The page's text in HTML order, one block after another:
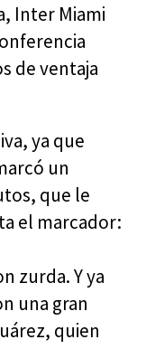
Inter Miami
de ventaja
ya que
un
que le
el marcador:
zurda. Y ya
una gran
quien